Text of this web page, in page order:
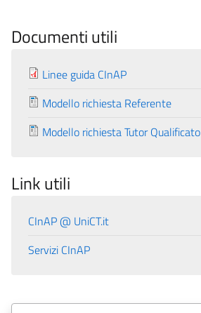
Documenti utili
Linee guida CInAP
Modello richiesta Referente
Modello richiesta Tutor Qualificato
Link utili
CInAP @ UniCT.it
Servizi CInAP